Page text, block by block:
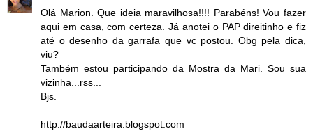
Olá Marion. Que ideia maravilhosa!!!! Parabéns! Vou fazer
aqui em casa, com certeza. Já anotei o PAP direitinho e fiz
até o desenho da garrafa que vc postou. Obg pela dica,
viu?
Também estou participando da Mostra da Mari. Sou sua
vizinha...rss...
Bjs.
http://baudaarteira.blogspot.com